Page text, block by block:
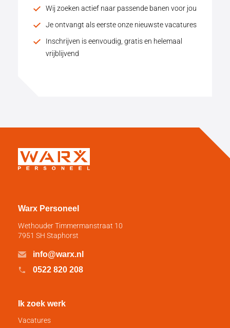
Wij zoeken actief naar passende banen voor jou
Je ontvangt als eerste onze nieuwste vacatures
Inschrijven is eenvoudig, gratis en helemaal
vrijblijvend
Warx Personeel
Wethouder Timmermanstraat 10
7951 SH Staphorst
info@warx.nl
0522 820 208
Ik zoek werk
Vacatures